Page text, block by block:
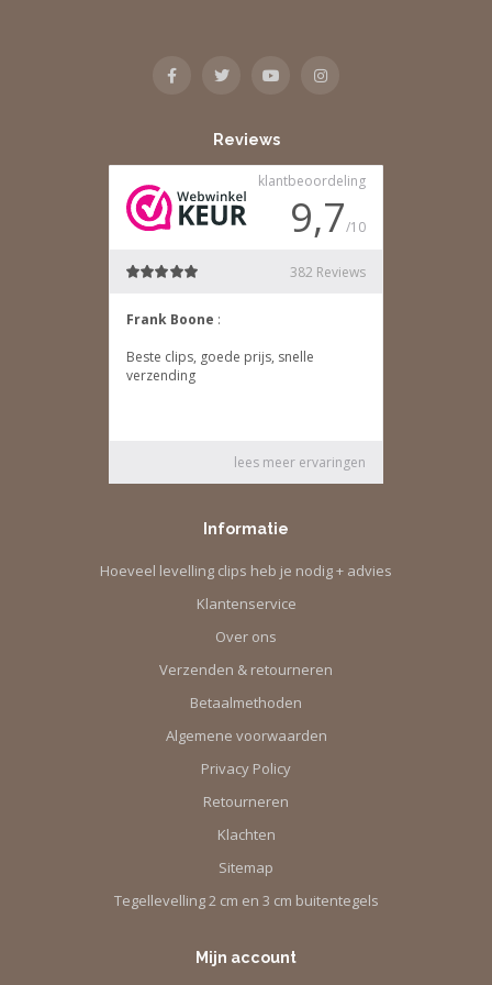
Reviews
Informatie
Hoeveel levelling clips heb je nodig + advies
Klantenservice
Over ons
Verzenden & retourneren
Betaalmethoden
Algemene voorwaarden
Privacy Policy
Retourneren
Klachten
Sitemap
Tegellevelling 2 cm en 3 cm buitentegels
Mijn account